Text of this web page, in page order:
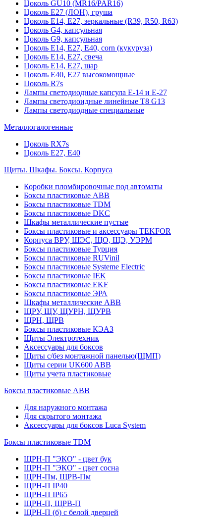
Цоколь GU10 (MR16/PAR16)
Цоколь Е27 (ЛОН), груша
Цоколь Е14, Е27, зеркальные (R39, R50, R63)
Цоколь G4, капсульная
Цоколь G9, капсульная
Цоколь Е14, Е27, Е40, corn (кукуруза)
Цоколь Е14, Е27, свеча
Цоколь Е14, Е27, шар
Цоколь Е40, Е27 высокомощные
Цоколь R7s
Лампы светодиодные капсула Е-14 и Е-27
Лампы светодиоидные линейные T8 G13
Лампы светодиодные специальные
Металлогалогенные
Цоколь RX7s
Цоколь Е27, E40
Щиты. Шкафы. Боксы. Корпуса
Коробки пломбировочные под автоматы
Боксы пластиковые ABB
Боксы пластиковые TDM
Боксы пластиковые DKC
Шкафы металлические пустые
Боксы пластиковые и аксессуары TEKFOR
Корпуса ВРУ, ШЭС, ЩО, ЩЭ, УЭРМ
Боксы пластиковые Турция
Боксы пластиковые RUVinil
Боксы пластиковые Systeme Electric
Боксы пластиковые IEK
Боксы пластиковые EKF
Боксы пластиковые ЭРА
Шкафы металлические ABB
ЩРУ, ЩУ, ЩУРН, ЩУРВ
ЩРН, ЩРВ
Боксы пластиковые КЭАЗ
Щиты Электротехник
Аксессуары для боксов
Щиты с/без монтажной панелью(ЩМП)
Щиты серии UK600 ABB
Щиты учета пластиковые
Боксы пластиковые ABB
Для наружного монтажа
Для скрытого монтажа
Аксессуары для боксов Luca System
Боксы пластиковые TDM
ЩРН-П "ЭКО" - цвет бук
ЩРН-П "ЭКО" - цвет сосна
ЩРН-Пм, ЩРВ-Пм
ЩРН-П IP40
ЩРН-П IP65
ЩРН-П, ЩРВ-П
ЩРН-П (б) с белой дверцей